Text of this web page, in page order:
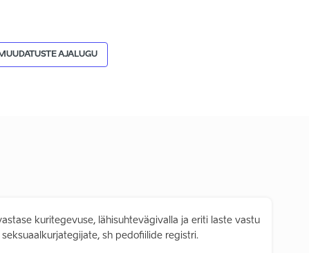
AJALUGU
kuritegevuse, lähisuhtevägivalla ja eriti laste vastu
sh pedofiilide registri.